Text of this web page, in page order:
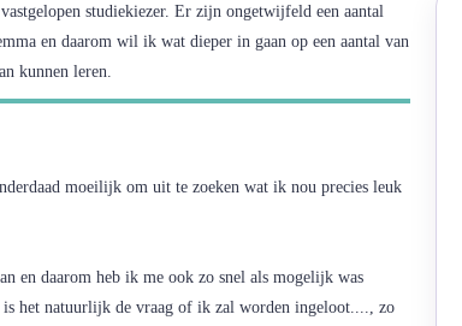
studiekiezer. Er zijn ongetwijfeld een aantal
en daarom wil ik wat dieper in gaan op een aantal van
kunnen leren.
moeilijk om uit te zoeken wat ik nou precies leuk
en daarom heb ik me ook zo snel als mogelijk was
is het natuurlijk de vraag of ik zal worden ingeloot...., zo